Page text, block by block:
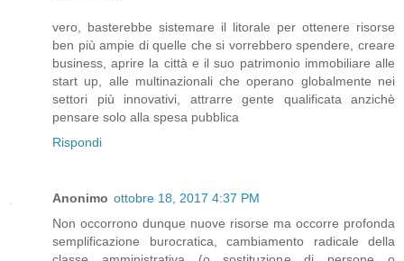
vero, basterebbe sistemare il litorale per ottenere risorse
ben più ampie di quelle che si vorrebbero spendere, creare
business, aprire la città e il suo patrimonio immobiliare alle
start up, alle multinazionali che operano globalmente nei
settori più innovativi, attrarre gente qualificata anzichè
pensare solo alla spesa pubblica
Rispondi
Anonimo ottobre 18, 2017 4:37 PM
Non occorrono dunque nuove risorse ma occorre profonda
semplificazione burocratica, cambiamento radicale della